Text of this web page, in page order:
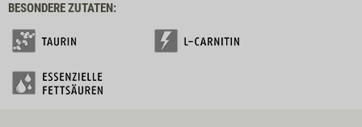
BESONDERE ZUTATEN: